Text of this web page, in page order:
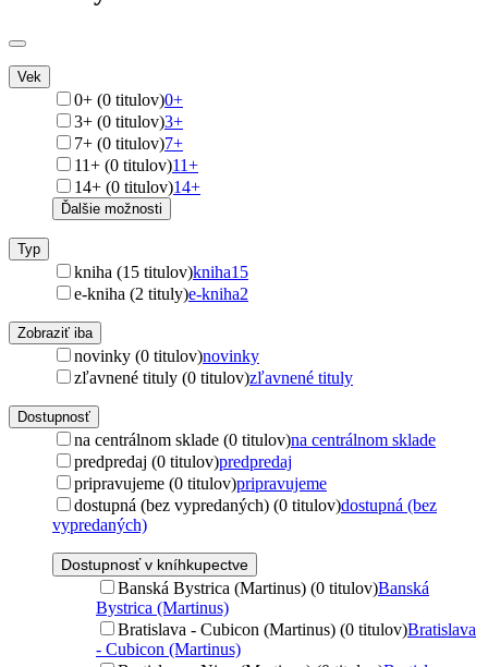
Vek
0+ (0 titulov)0+
3+ (0 titulov)3+
7+ (0 titulov)7+
11+ (0 titulov)11+
14+ (0 titulov)14+
Ďalšie možnosti
Typ
kniha (15 titulov)kniha15
e-kniha (2 tituly)e-kniha2
Zobraziť iba
novinky (0 titulov)novinky
zľavnené tituly (0 titulov)zľavnené tituly
Dostupnosť
na centrálnom sklade (0 titulov)na centrálnom sklade
predpredaj (0 titulov)predpredaj
pripravujeme (0 titulov)pripravujeme
dostupná (bez vypredaných) (0 titulov)dostupná (bez
vypredaných)
Dostupnosť v kníhkupectve
Banská Bystrica (Martinus) (0 titulov)Banská
Bystrica (Martinus)
Bratislava - Cubicon (Martinus) (0 titulov)Bratislava
- Cubicon (Martinus)